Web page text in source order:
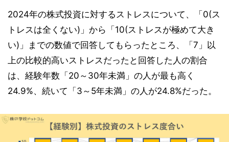
2024年の株式投資に対するストレスについて、「0(ス
トレスは全くない)」から「10(ストレスが極めて大き
い)」までの数値で回答してもらったところ、「7」以
上の比較的高いストレスだったと回答した人の割合
は、経験年数「20～30年未満」の人が最も高く
24.9%、続いて「3～5年未満」の人が24.8%だった。